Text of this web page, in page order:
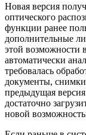
Новая версия
оптического
функции ранее
дополнительные
этой возможности
автоматически
требовалась
документы,
предыдущая
достаточно
новой